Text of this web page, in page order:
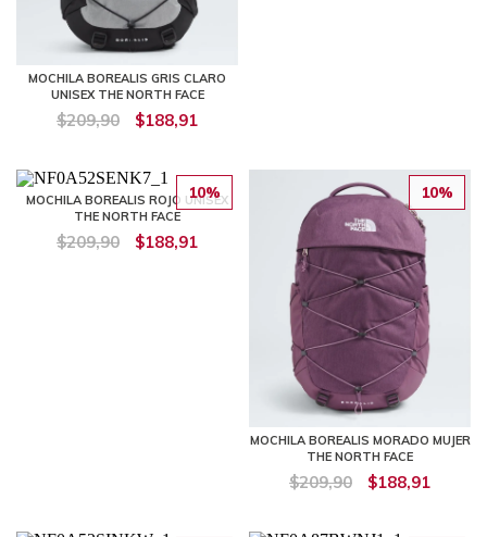
MOCHILA BOREALIS GRIS CLARO
UNISEX THE NORTH FACE
$209,90 $188,91
10%
MOCHILA BOREALIS ROJO UNISEX
THE NORTH FACE
$209,90 $188,91
10%
MOCHILA BOREALIS MORADO MUJER
THE NORTH FACE
$209,90 $188,91